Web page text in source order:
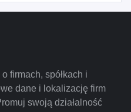
firmach, spółkach i
dane i lokalizację firm
swoją działalność